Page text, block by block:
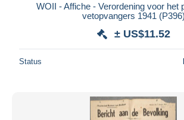
WOII - Affiche - Verordening voor het
vetopvangers 1941 (P396)
± US$11.52
Status